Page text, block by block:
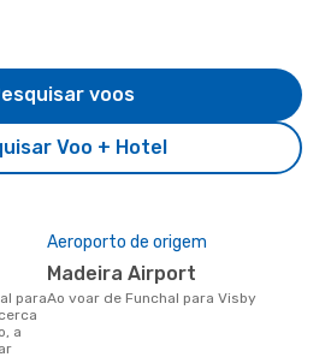
Voo + Hotel
voos
a
Aeroporto de origem
Madeira Airport
Ao voar de Funchal para Visby